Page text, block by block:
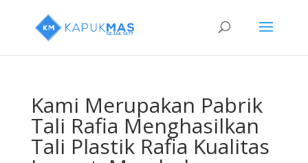
Kami Merupakan Pabrik
Tali Rafia Menghasilkan
Tali Plastik Rafia Kualitas